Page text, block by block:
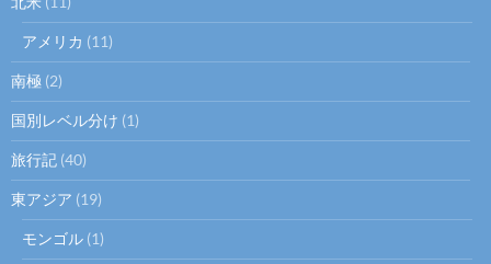
アメリカ (11)
南極 (2)
国別レベル分け (1)
旅行記 (40)
東アジア (19)
モンゴル (1)